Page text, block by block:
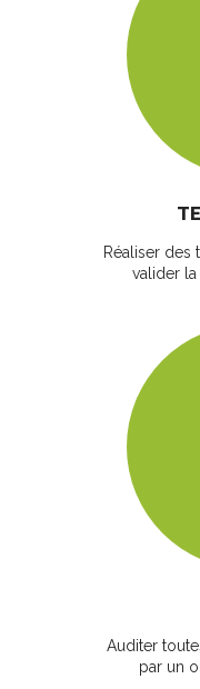
Réaliser des
valider
Auditer
par un